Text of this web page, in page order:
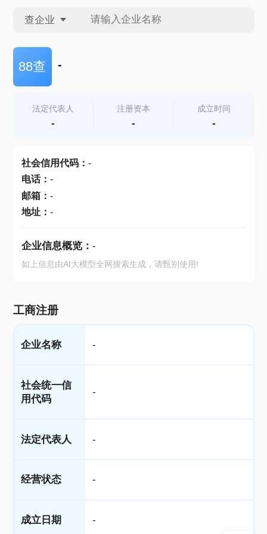
查企业
查企业
查产地
88查 -
法定代表人
-
注册资本
-
成立时间
-
社会信用代码： -
电话： -
邮箱： -
地址： -
企业信息概览： -
如上信息由AI大模型全网搜索生成，请甄别使用!
工商注册
企业名称 -
社会统一信
用代码
-
法定代表人 -
经营状态 -
成立日期 -